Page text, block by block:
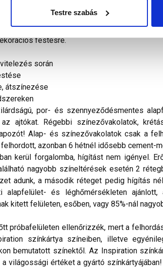
Testre szabás
területen kiválóan alkalmazható. A
0,2 l/m². (sima alapfelület
vakolat és festékbevonat festésére
festésre.
során
átszínezése
por- és szennyeződésmentes
az ajtókat. Régebbi színezővakolatok,
Alap- és színezővakolatok csak a
azonban 6 hétnél idősebb
kerül forgalomba, hígítást nem igényel.
nagyobb színeltérések esetén 2
adunk, a második réteget pedig hígítás
alapfelület- és léghőmérsékleten
kitett felületen, esőben, vagy 85%-nál
próbafelületen ellenőrizzék, mert a
színkártya színeiben, illetve
bemutatott színektől. Az Inspiration
világossági értéket a gyártó